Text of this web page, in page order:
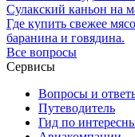
Сулакский каньон на
Где купить свежее
баранина и говядина.
Все вопросы
Сервисы
Вопросы и
Путеводитель
Гид по